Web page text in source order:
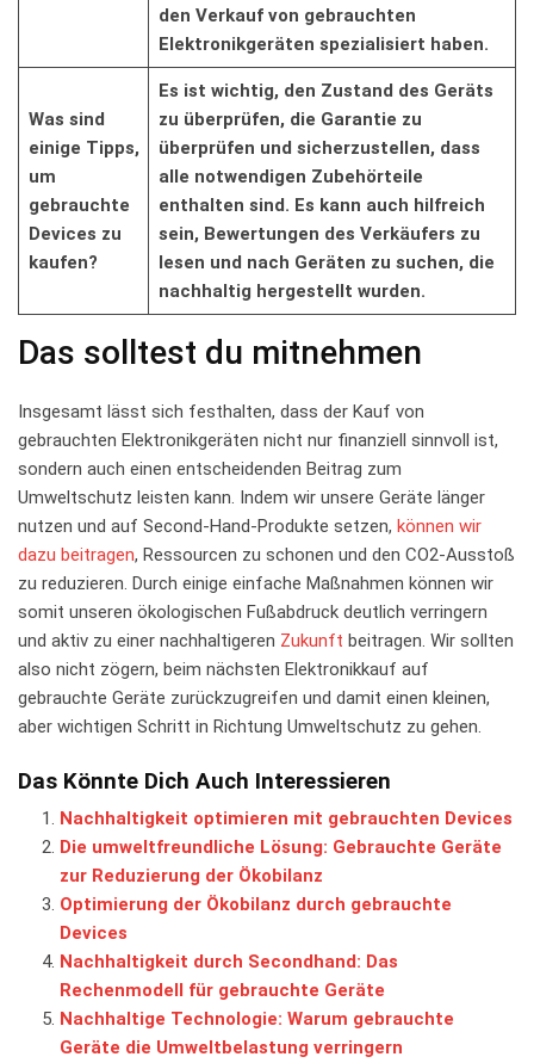
den Verkauf von gebrauchten
Elektronikgeräten spezialisiert haben.
Was sind
einige Tipps,
um
gebrauchte
Devices zu
kaufen?
Es ist wichtig, den⁢ Zustand des Geräts
zu überprüfen, ⁢die Garantie zu
überprüfen ‌und sicherzustellen, dass
alle notwendigen Zubehörteile
enthalten sind.‌ Es kann auch hilfreich
sein, Bewertungen des Verkäufers zu
lesen und nach Geräten zu suchen, die
nachhaltig hergestellt wurden.
Das solltest du mitnehmen
Insgesamt lässt sich festhalten, dass der‌ Kauf von
gebrauchten⁢ Elektronikgeräten nicht nur finanziell sinnvoll ist,
sondern auch einen entscheidenden Beitrag zum
Umweltschutz leisten kann. Indem wir unsere Geräte‌ länger
nutzen und auf Second-Hand-Produkte setzen, können wir
dazu beitragen, Ressourcen zu schonen und den CO2-Ausstoß
zu reduzieren. Durch einige einfache Maßnahmen⁤ können wir
somit‌ unseren ökologischen ⁢Fußabdruck‍ deutlich verringern
und aktiv zu einer nachhaltigeren Zukunft beitragen. Wir sollten
also nicht zögern, beim nächsten Elektronikkauf auf
gebrauchte Geräte zurückzugreifen und damit einen kleinen,
aber wichtigen Schritt in Richtung Umweltschutz zu gehen.
Das Könnte Dich Auch Interessieren
Nachhaltigkeit optimieren mit gebrauchten Devices
Die umweltfreundliche Lösung: Gebrauchte Geräte
zur Reduzierung der Ökobilanz
Optimierung der Ökobilanz durch gebrauchte
Devices
Nachhaltigkeit durch Secondhand: Das
Rechenmodell für gebrauchte Geräte
Nachhaltige Technologie: Warum gebrauchte
Geräte die Umweltbelastung verringern